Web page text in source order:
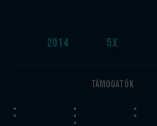
2014 5x
Támogatók